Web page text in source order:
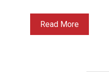
Read More